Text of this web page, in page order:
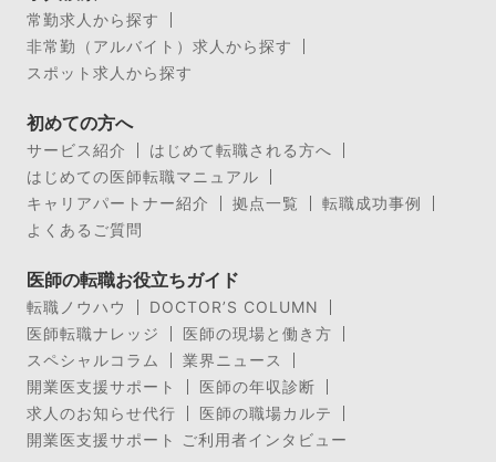
常勤求人から探す
非常勤（アルバイト）求人から探す
スポット求人から探す
初めての方へ
サービス紹介
はじめて転職される方へ
はじめての医師転職マニュアル
キャリアパートナー紹介
拠点一覧
転職成功事例
よくあるご質問
医師の転職お役立ちガイド
転職ノウハウ
DOCTOR’S COLUMN
医師転職ナレッジ
医師の現場と働き方
スペシャルコラム
業界ニュース
開業医支援サポート
医師の年収診断
求人のお知らせ代行
医師の職場カルテ
開業医支援サポート ご利用者インタビュー